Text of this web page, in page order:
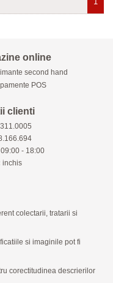
online
second hand
POS
clienti
09:00 - 18:00
inchis
colectarii, tratarii si
si imaginile pot fi
corectitudinea descrierilor